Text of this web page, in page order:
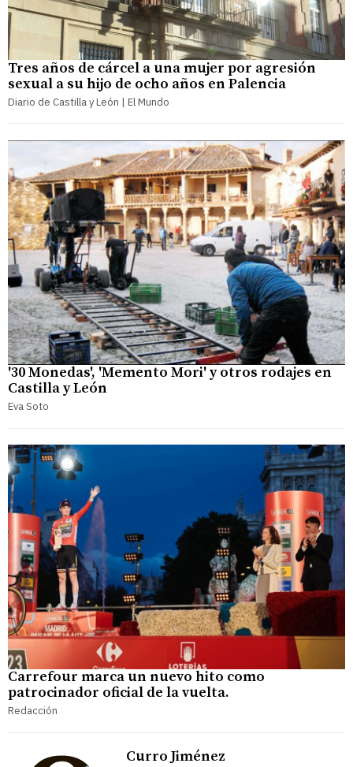
Tres años de cárcel a una mujer por agresión
sexual a su hijo de ocho años en Palencia
Diario de Castilla y León | El Mundo
'30 Monedas', 'Memento Mori' y otros rodajes en
Castilla y León
Eva Soto
Carrefour marca un nuevo hito como
patrocinador oficial de la vuelta.
Redacción
Curro Jiménez